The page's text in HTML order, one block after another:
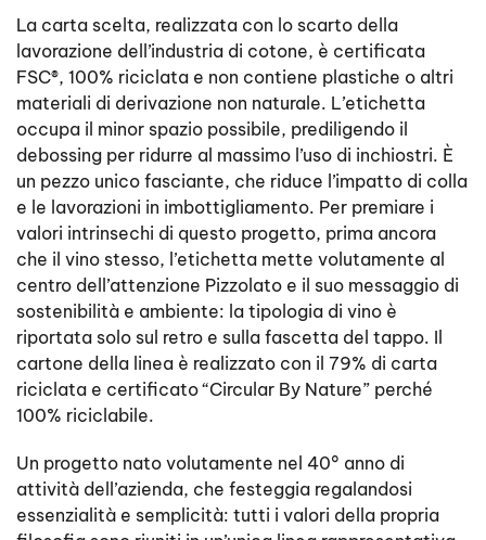
La carta scelta, realizzata con lo scarto della
lavorazione dell’industria di cotone, è certificata
FSC®, 100% riciclata e non contiene plastiche o altri
materiali di derivazione non naturale. L’etichetta
occupa il minor spazio possibile, prediligendo il
debossing per ridurre al massimo l’uso di inchiostri. È
un pezzo unico fasciante, che riduce l’impatto di colla
e le lavorazioni in imbottigliamento. Per premiare i
valori intrinsechi di questo progetto, prima ancora
che il vino stesso, l’etichetta mette volutamente al
centro dell’attenzione Pizzolato e il suo messaggio di
sostenibilità e ambiente: la tipologia di vino è
riportata solo sul retro e sulla fascetta del tappo. Il
cartone della linea è realizzato con il 79% di carta
riciclata e certificato “Circular By Nature” perché
100% riciclabile.
Un progetto nato volutamente nel 40° anno di
attività dell’azienda, che festeggia regalandosi
essenzialità e semplicità: tutti i valori della propria